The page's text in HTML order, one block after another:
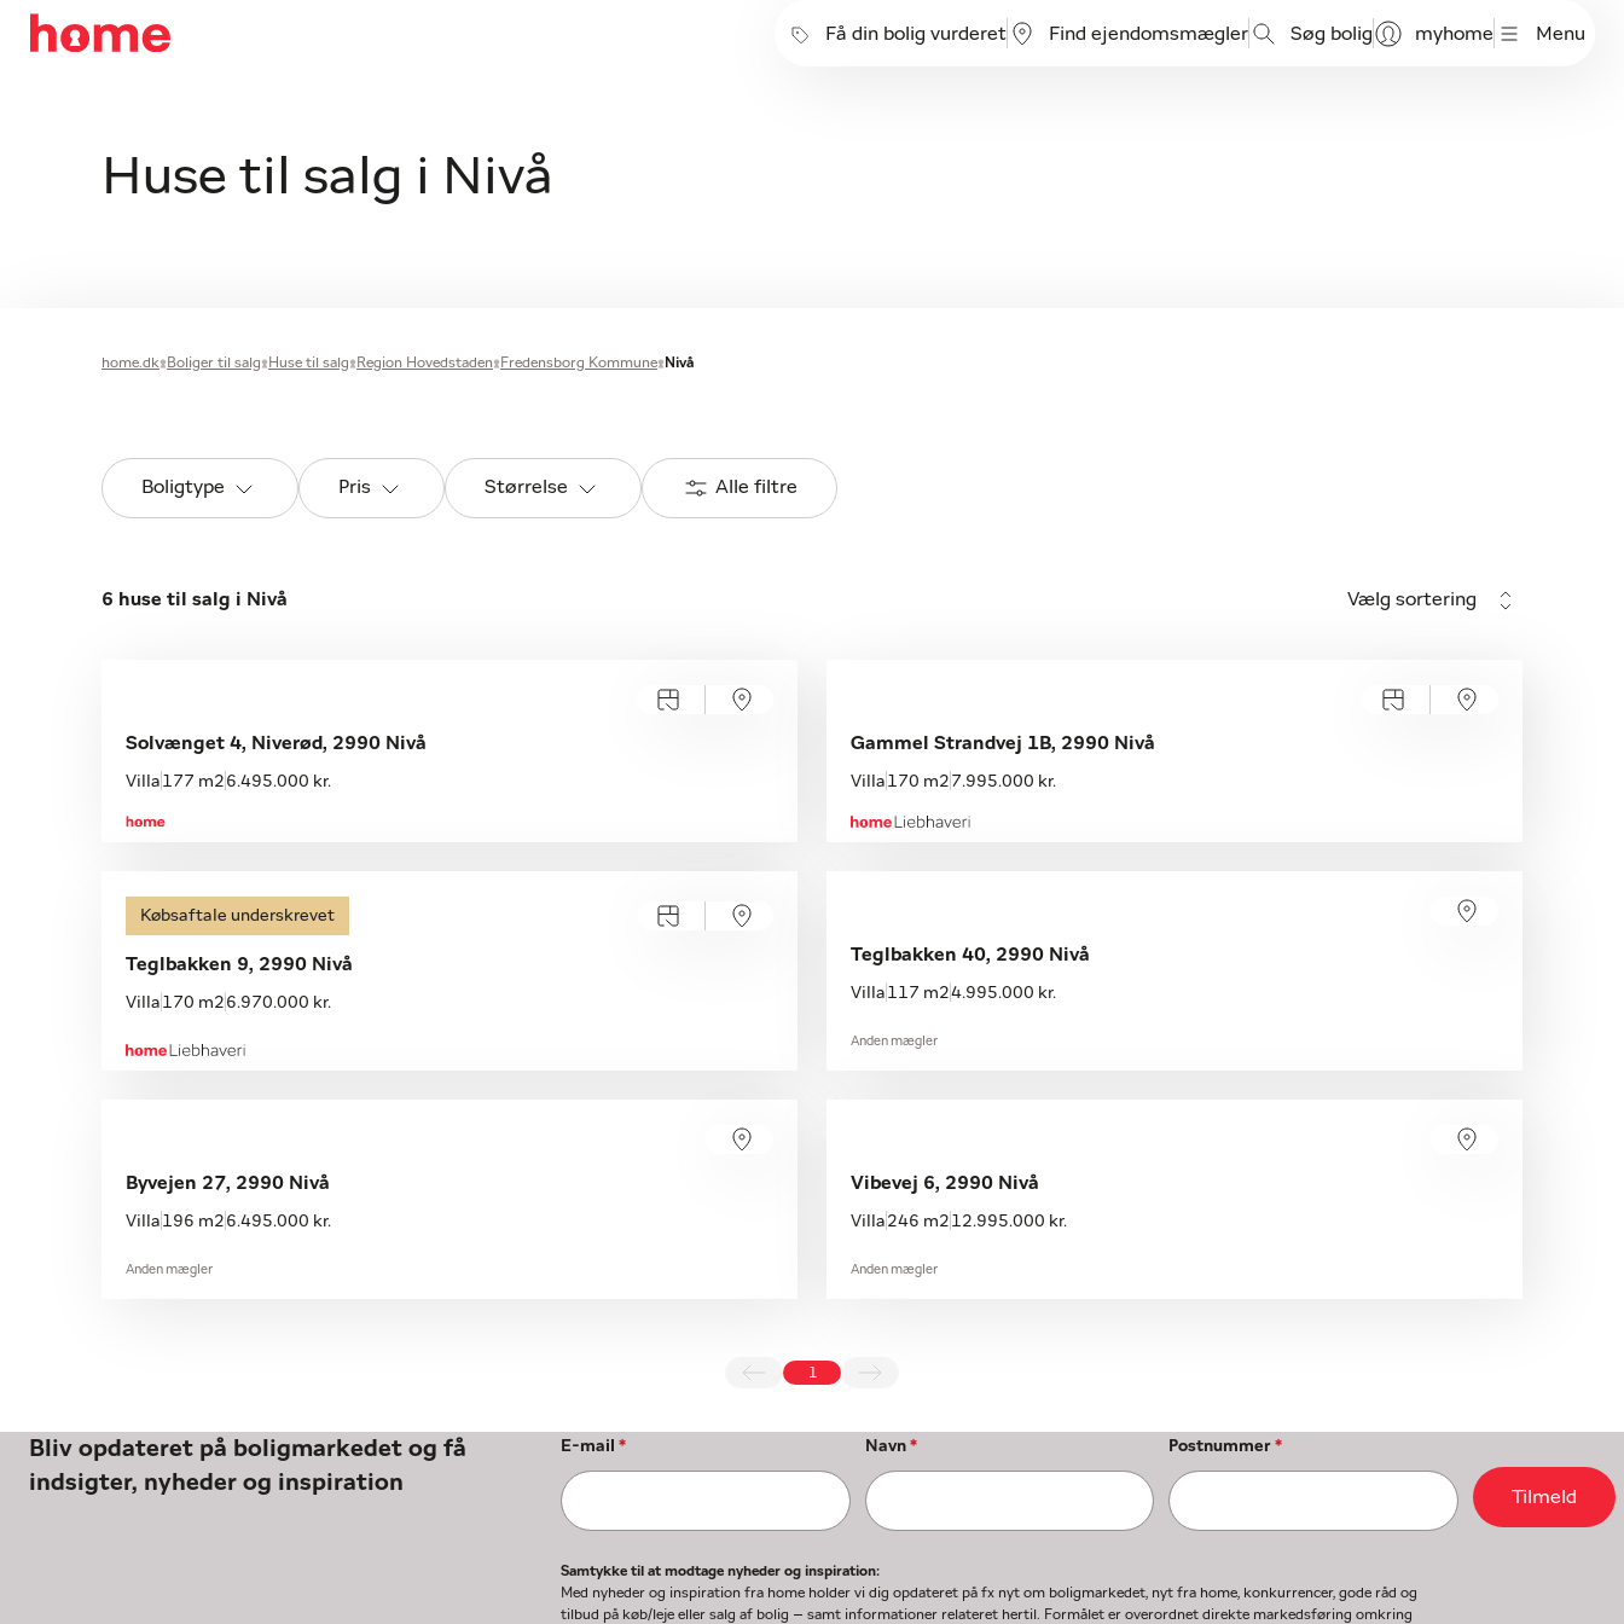
Få din bolig vurderet Find ejendomsmægler Søg bolig myhome Menu
Huse til salg i Nivå
home.dk Boliger til salg Huse til salg Region Hovedstaden Fredensborg Kommune Nivå
Boligtype Pris Størrelse Alle filtre
6 huse til salg i Nivå Vælg sortering
Solvænget 4, Niverød, 2990 Nivå
Villa 177 m2 6.495.000 kr.
Gammel Strandvej 1B, 2990 Nivå
Villa 170 m2 7.995.000 kr.
Købsaftale underskrevet
Teglbakken 9, 2990 Nivå
Villa 170 m2 6.970.000 kr.
Teglbakken 40, 2990 Nivå
Villa 117 m24.995.000 kr.
Anden mægler
Byvejen 27, 2990 Nivå
Villa 196 m2 6.495.000 kr.
Anden mægler
Vibevej 6, 2990 Nivå
Villa 246 m2 12.995.000 kr.
Anden mægler
1
Bliv opdateret på boligmarkedet og få
indsigter, nyheder og inspiration
E-mail * Navn * Postnummer*
Tilmeld
Samtykke til at modtage nyheder og inspiration:
Med nyheder og inspiration fra home holder vi dig opdateret på fx nyt om boligmarkedet, nyt fra home, konkurrencer, gode råd og
tilbud på køb/leje eller salg af bolig – samt informationer relateret hertil. Formålet er overordnet direkte markedsføring omkring